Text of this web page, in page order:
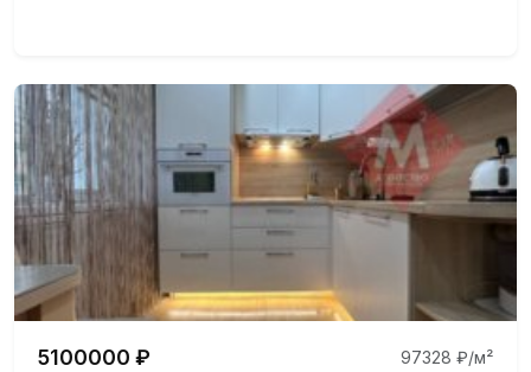
5100000 ₽ 97328 ₽/м²